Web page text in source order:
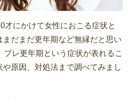
才にかけて女性におこる症状と
だまだ更年期など無縁だと思い
レ更年期という症状が表れるこ
原因、対処法まで調べてみまし